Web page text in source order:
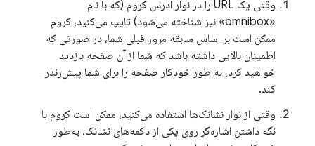
وقتی یک URL را در نوار آدرس کروم (که با نام
«omnibox» نیز شناخته می‌شود) تایپ می‌کنید، کروم
ممکن است بر اساس سابقه مرور قبلی شما، در صورتی که
اطمینان بالایی داشته باشد که شما از آن صفحه بازدید
خواهید کرد، به طور خودکار صفحه را برای شما پیش‌رندر
کند.
وقتی از نوار نشانک‌ها استفاده می‌کنید، ممکن است کروم با
نگه داشتن اشاره‌گر روی یکی از دکمه‌های نشانک، به‌طور